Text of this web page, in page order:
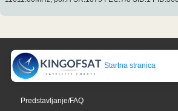
Startna stranica
Predstavljanje/FAQ